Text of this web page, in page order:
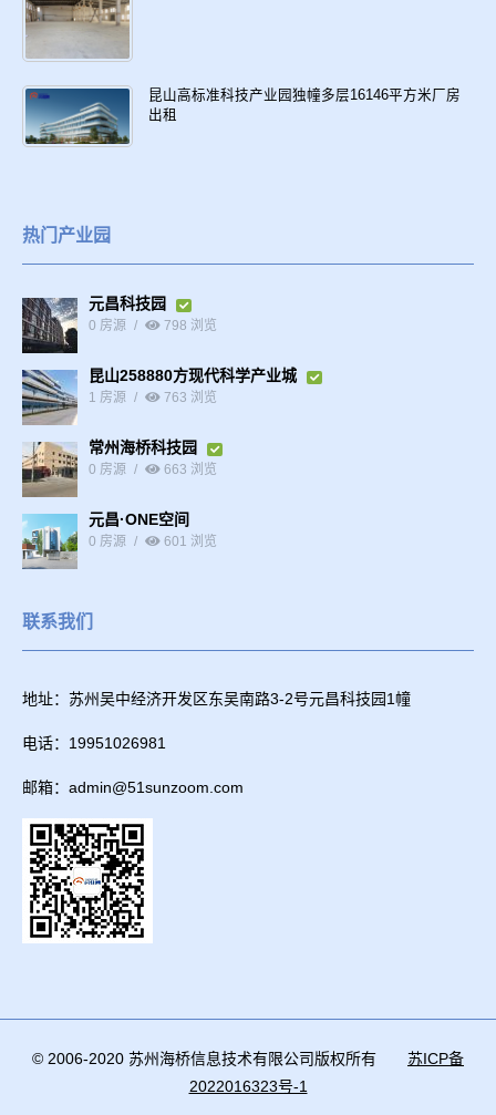
昆山高标准科技产业园独幢多层16146平方米厂房
出租
热门产业园
元昌科技园
0 房源 798 浏览
昆山258880方现代科学产业城
1 房源 763 浏览
常州海桥科技园
0 房源 663 浏览
元昌·ONE空间
0 房源 601 浏览
联系我们
地址：苏州吴中经济开发区东吴南路3-2号元昌科技园1幢
电话：19951026981
邮箱：admin@51sunzoom.com
© 2006-2020 苏州海桥信息技术有限公司版权所有 苏ICP备
2022016323号-1